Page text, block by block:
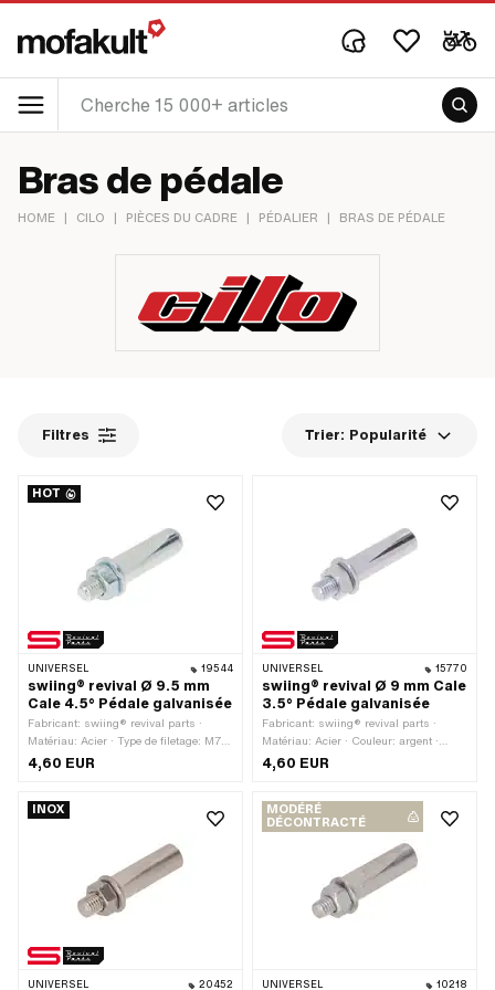
Bras de pédale
HOME | CILO | PIÈCES DU CADRE | PÉDALIER | BRAS DE PÉDALE
Filtres Trier: Popularité
HOT
UNIVERSEL 19544
swiing® revival Ø 9.5 mm
Cale 4.5° Pédale galvanisée
Fabricant: swiing® revival parts ·
Matériau: Acier · Type de filetage: M7x1
(filetage standard) · Couleur: argent ·
manivelle: 4.5° · Longueur totale: 43
4,60 EUR
UNIVERSEL 15770
swiing® revival Ø 9 mm Cale
3.5° Pédale galvanisée
Fabricant: swiing® revival parts ·
Matériau: Acier · Couleur: argent ·
Surface: galvanisé bleu · Longueur
standard) · Angle de la cale de
manivelle: 3.5°
4,60 EUR
INOX
UNIVERSEL 20452
MODÉRÉ
DÉCONTRACTÉ
UNIVERSEL 10218